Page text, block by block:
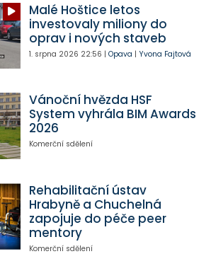
Malé Hoštice letos
investovaly miliony do
oprav i nových staveb
1. srpna 2026 22:56 | Opava | Yvona Fajtová
Vánoční hvězda HSF
System vyhrála BIM Awards
2026
Komerční sdělení
Rehabilitační ústav
Hrabyně a Chuchelná
zapojuje do péče peer
mentory
Komerční sdělení